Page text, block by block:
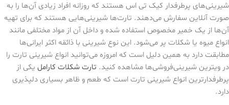
شیرینی‌های پرطرفدار کیک تی اس هستند که روزانه افراد زیادی آن‌ها را به
صورت آنلاین سفارش می‌دهند. تارت‌ها شیرینی‌هایی هستند که برای تهیه
آن‌ها از یک خمیر مخصوص استفاده شده و داخل آن از مواد مختلفی مانند
انواع میوه یا شکلات پر می‌شود. این نوع شیرینی با ذائقه اکثر ایرانی‌ها
مطابقت دارد به همین دلیل است که امروزه می‌توانید انواع شیرینی تارت را
در ویترین شیرینی‌فروشی‌ها مشاهده کنید. تارت شکلات کارامل یکی از
پرطرفدارترین انواع شیرینی تارت است که طعم و ظاهر بسیاری دلپذیری
دارد.